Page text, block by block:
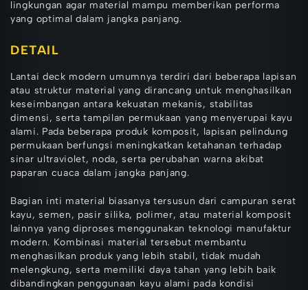
lingkungan agar material mampu memberikan performa
yang optimal dalam jangka panjang.
DETAIL
Lantai deck modern umumnya terdiri dari beberapa lapisan
atau struktur material yang dirancang untuk menghasilkan
keseimbangan antara kekuatan mekanis, stabilitas
dimensi, serta tampilan permukaan yang menyerupai kayu
alami. Pada beberapa produk komposit, lapisan pelindung
permukaan berfungsi meningkatkan ketahanan terhadap
sinar ultraviolet, noda, serta perubahan warna akibat
paparan cuaca dalam jangka panjang.
Bagian inti material biasanya tersusun dari campuran serat
kayu, semen, pasir silika, polimer, atau material komposit
lainnya yang diproses menggunakan teknologi manufaktur
modern. Kombinasi material tersebut membantu
menghasilkan produk yang lebih stabil, tidak mudah
melengkung, serta memiliki daya tahan yang lebih baik
dibandingkan penggunaan kayu alami pada kondisi